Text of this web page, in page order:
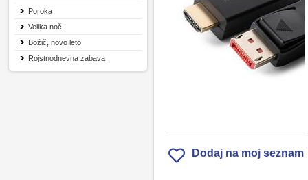
Poroka
Velika noč
Božič, novo leto
Rojstnodnevna zabava
Dodaj na moj seznam